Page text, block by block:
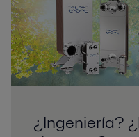
¿Ingeniería?